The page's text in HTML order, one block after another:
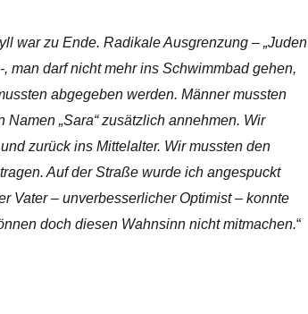
war zu Ende. Radikale Ausgrenzung – „Juden
man darf nicht mehr ins Schwimmbad gehen,
abgegeben werden. Männer mussten
Namen „Sara“ zusätzlich annehmen. Wir
zurück ins Mittelalter. Wir mussten den
Auf der Straße wurde ich angespuckt
Vater – unverbesserlicher Optimist – konnte
doch diesen Wahnsinn nicht mitmachen.“